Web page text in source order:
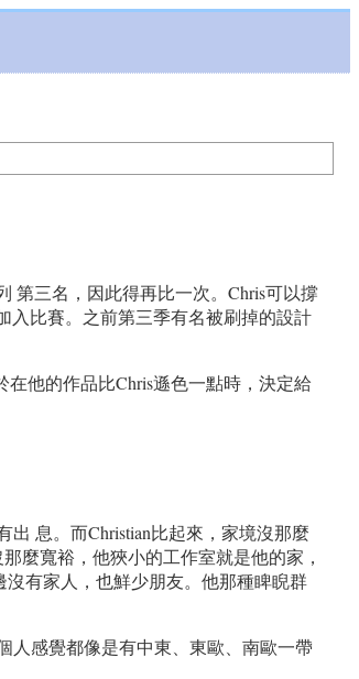
第三名，因此得再比一次。Chris可以撐
入比賽。之前第三季有名被刷掉的設計
他的作品比Chris遜色一點時，決定給
息。而Christian比起來，家境沒那麼
麼寬裕，他狹小的工作室就是他的家，
有家人，也鮮少朋友。他那種睥睨群
人感覺都像是有中東、東歐、南歐一帶